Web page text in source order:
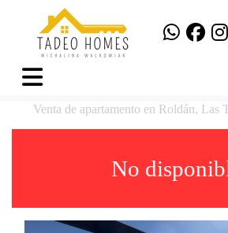
Venta de apartamento en Roldán, Las
No